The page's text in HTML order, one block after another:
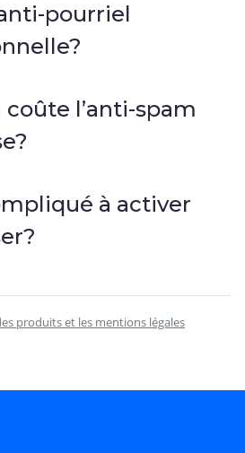
pourriel
l’anti-spam
à activer
produits et les mentions légales